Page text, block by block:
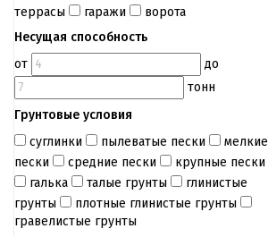
террасы
гаражи
ворота
Несущая способность
от
до
тонн
Грунтовые условия
суглинки
пылеватые пески
мелкие
пески
средние пески
крупные пески
галька
талые грунты
глинистые
грунты
плотные глинистые грунты
гравелистые грунты